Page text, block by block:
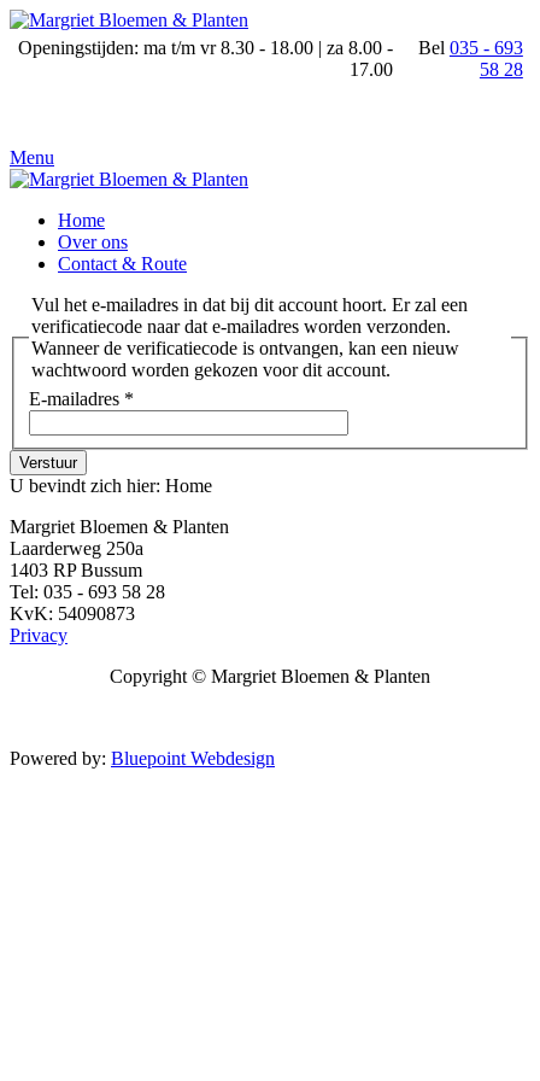
Openingstijden: ma t/m vr 8.30 - 18.00 | za 8.00 -
17.00
Bel 035 - 693
58 28
Menu
Home
Over ons
Contact & Route
Vul het e-mailadres in dat bij dit account hoort. Er zal een
verificatiecode naar dat e-mailadres worden verzonden.
Wanneer de verificatiecode is ontvangen, kan een nieuw
wachtwoord worden gekozen voor dit account.
E-mailadres *
Verstuur
U bevindt zich hier: Home
Margriet Bloemen & Planten
Laarderweg 250a
1403 RP Bussum
Tel: 035 - 693 58 28
KvK: 54090873
Privacy
Copyright © Margriet Bloemen & Planten
Powered by: Bluepoint Webdesign